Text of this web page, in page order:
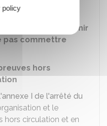
.
vous devez
obtenir
pas commettre
hors
I de l'arrêté du
et le
hors circulation et en
policy